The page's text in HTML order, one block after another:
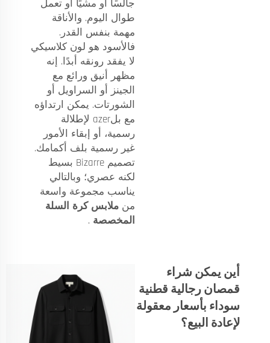
جالسًا أو مشيًا أو تعمل
طوال اليوم. والأناقة
مهمة بنفس القدر.
فالأسود هو لون كلاسيكي
لا يفقد رونقه أبدًا. إنه
مظهر أنيق ورائع مع
الجينز أو السراويل أو
الشورتات. يمكن ارتداؤه
مع بلazer لإطلالة
رسمية، أو إبقاء الأمور
غير رسمية بلف أكمامك.
تصميم Bizarre بسيط
لكنه عصري؛ وبالتالي
يناسب مجموعة واسعة
من ملابس كرة السلة
المخصصة .
أين يمكن شراء
قمصان رجالية قطنية
سوداء بأسعار معقولة
لإعادة البيع؟